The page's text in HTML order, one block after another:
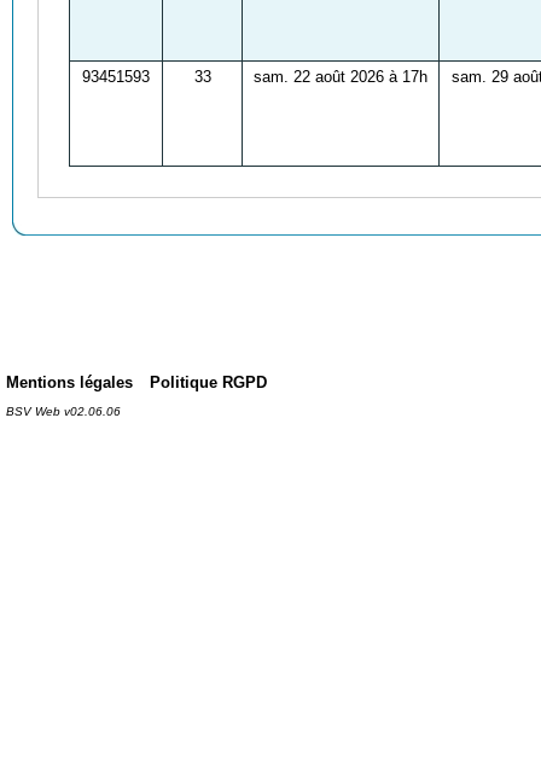
93451593 33 sam. 22 août 2026 à 17h sam. 29
Mentions légales Politique RGPD
BSV Web v02.06.06